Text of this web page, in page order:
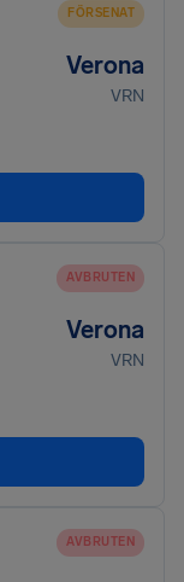
FÖRSENAT
Verona
VRN
AVBRUTEN
Verona
VRN
AVBRUTEN